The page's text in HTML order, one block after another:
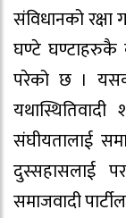
संविधानको
घण्टे घण्टाहरुकै
परेको छ ।
संघीयतालाई
दुस्सहासलाई
समाजवादी